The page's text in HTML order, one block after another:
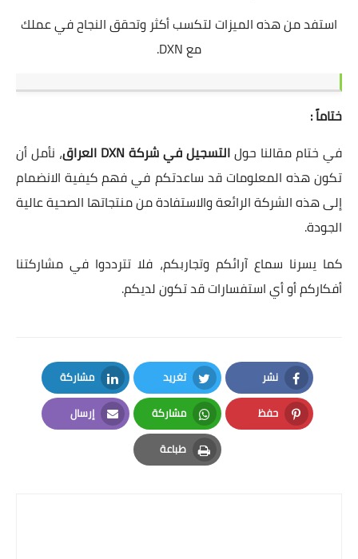
استفد من هذه الميزات لتكسب أكثر وتحقق النجاح في عملك
مع DXN.
ختاماً :
في ختام مقالنا حولالتسجيل في شركة DXN العراق
، نأمل أن
تكون هذه المعلومات قد ساعدتكم في فهم كيفية الانضمام
إلى هذه الشركة الرائعة والاستفادة من منتجاتها الصحية عالية
الجودة.
كما يسرنا سماع آرائكم وتجاربكم، فلا تترددوا في مشاركتنا
أفكاركم أو أي استفسارات قد تكون لديكم.
نشر
Facebook
تغريد
Twitter
مشاركة
LinkedIn
حفظ
Pinterest
مشاركة
Whatsapp
إرسال
Email
طباعة
Print